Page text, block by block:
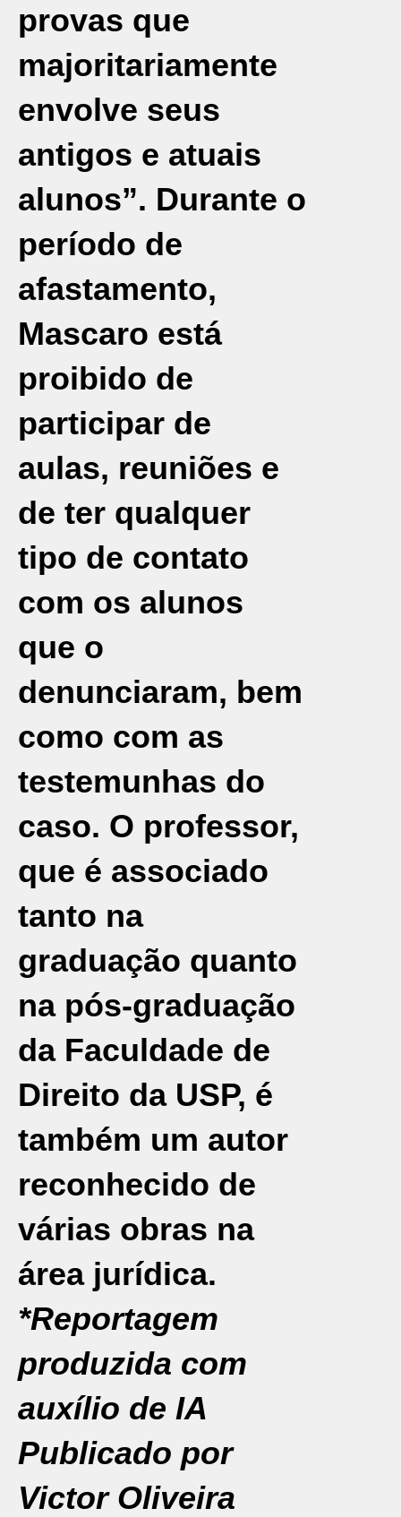
provas que
majoritariamente
envolve seus
antigos e atuais
alunos”. Durante o
período de
afastamento,
Mascaro está
proibido de
participar de
aulas, reuniões e
de ter qualquer
tipo de contato
com os alunos
que o
denunciaram, bem
como com as
testemunhas do
caso. O professor,
que é associado
tanto na
graduação quanto
na pós-graduação
da Faculdade de
Direito da USP, é
também um autor
reconhecido de
várias obras na
área jurídica.
*Reportagem
produzida com
auxílio de IA
Publicado por
Victor Oliveira